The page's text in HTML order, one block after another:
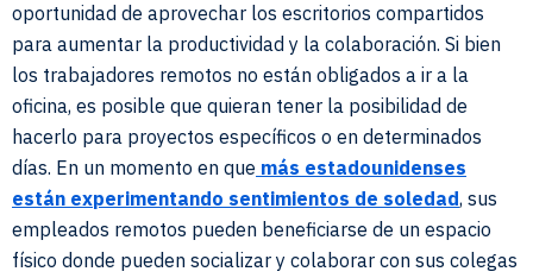
oportunidad de aprovechar los escritorios compartidos
para aumentar la productividad y la colaboración. Si bien
los trabajadores remotos no están obligados a ir a la
oficina, es posible que quieran tener la posibilidad de
hacerlo para proyectos específicos o en determinados
días. En un momento en que más estadounidenses
están experimentando sentimientos de soledad, sus
empleados remotos pueden beneficiarse de un espacio
físico donde pueden socializar y colaborar con sus colegas